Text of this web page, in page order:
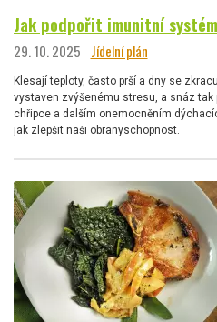
Jak podpořit imunitní
29. 10. 2025 Jídelní plán
Klesají teploty, často prší a dny se
vystaven zvýšenému stresu, a snáz
chřipce a dalším onemocněním
jak zlepšit naši obranyschopnost.